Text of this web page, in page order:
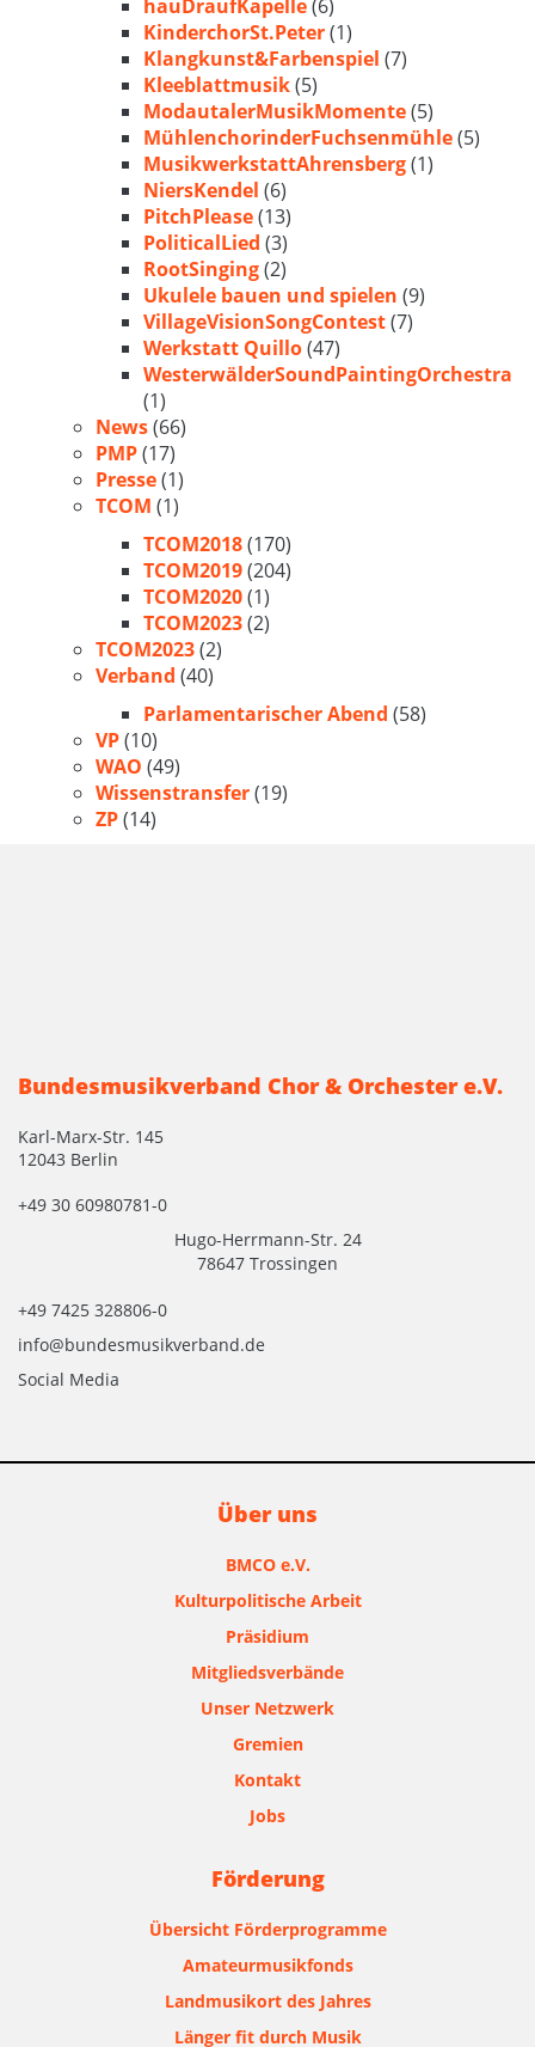
hauDraufKapelle(6)
KinderchorSt.Peter(1)
Klangkunst&Farbenspiel (7)
Kleeblattmusik(5)
ModautalerMusikMomente(5)
MühlenchorinderFuchsenmühle(5)
MusikwerkstattAhrensberg(1)
NiersKendel (6)
PitchPlease(13)
PoliticalLied (3)
RootSinging(2)
Ukulele bauen und spielen (9)
VillageVisionSongContest(7)
Werkstatt Quillo(47)
WesterwälderSoundPaintingOrchestra
(1)
News(66)
PMP(17)
Presse(1)
TCOM (1)
TCOM2018(170)
TCOM2019(204)
TCOM2020(1)
TCOM2023(2)
TCOM2023(2)
Verband (40)
Parlamentarischer Abend (58)
VP(10)
WAO (49)
Wissenstransfer(19)
ZP(14)
Bundesmusikverband Chor & Orchester e.V.
Karl-Marx-Str. 145
12043 Berlin
+49 30 60980781-0
Hugo-Herrmann-Str. 24
78647 Trossingen
+49 7425 328806-0
info@bundesmusikverband.de
Social Media
Über uns
BMCO e.V.
Kulturpolitische Arbeit
Präsidium
Mitgliedsverbände
Unser Netzwerk
Gremien
Kontakt
Jobs
Förderung
Übersicht Förderprogramme
Amateurmusikfonds
Landmusikort des Jahres
Länger fit durch Musik